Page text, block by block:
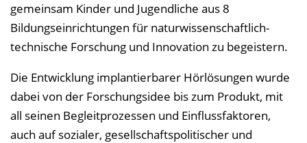
e
i
h
n
i
gemeinsam Kinder und Jugendliche aus 8
Bildungseinrichtungen für naturwissenschaftlich-
technische Forschung und Innovation zu begeistern.
Die Entwicklung implantierbarer Hörlösungen wurde
dabei von der Forschungsidee bis zum Produkt, mit
all seinen Begleitprozessen und Einflussfaktoren,
auch auf sozialer, gesellschaftspolitischer und